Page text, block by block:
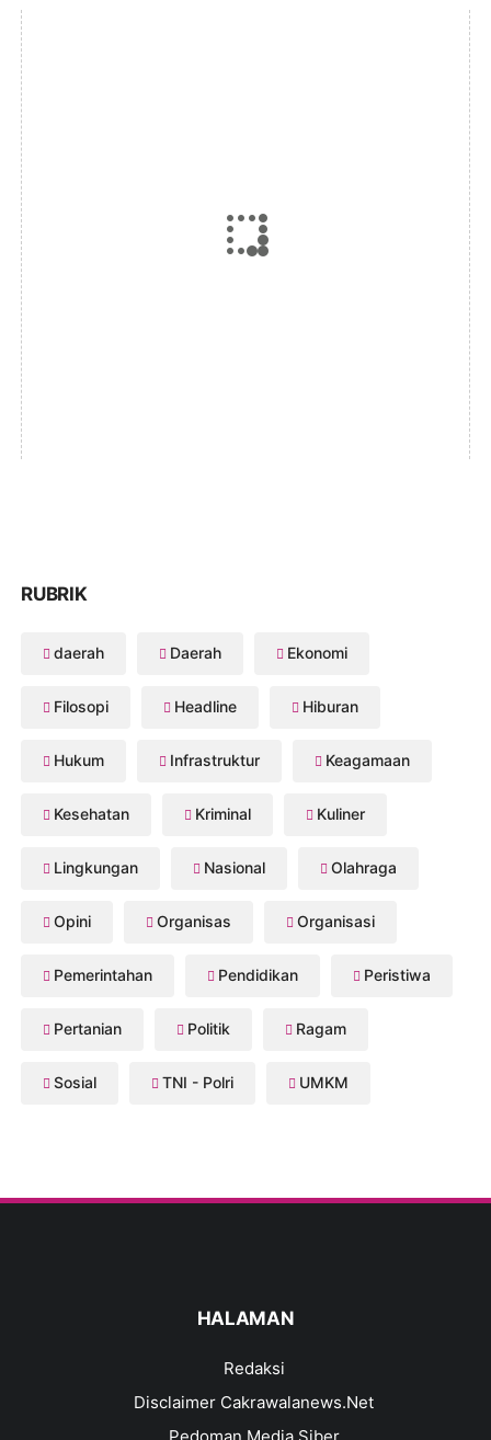
RUBRIK
daerah Daerah Ekonomi
Filosopi Headline Hiburan
Hukum Infrastruktur Keagamaan
Kesehatan Kriminal Kuliner
Lingkungan Nasional Olahraga
Opini Organisas Organisasi
Pemerintahan Pendidikan Peristiwa
Pertanian Politik Ragam
Sosial TNI - Polri UMKM
HALAMAN
Redaksi
Disclaimer Cakrawalanews.Net
Pedoman Media Siber